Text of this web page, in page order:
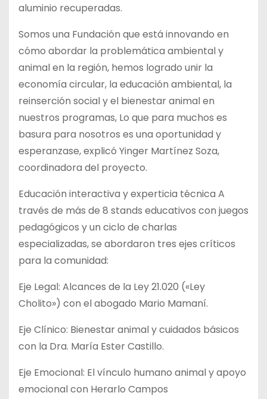
aluminio recuperadas.
Somos una Fundación que está innovando en
cómo abordar la problemática ambiental y
animal en la región, hemos logrado unir la
economía circular, la educación ambiental, la
reinserción social y el bienestar animal en
nuestros programas, Lo que para muchos es
basura para nosotros es una oportunidad y
esperanzase, explicó Yinger Martínez Soza,
coordinadora del proyecto.
Educación interactiva y experticia técnica A
través de más de 8 stands educativos con juegos
pedagógicos y un ciclo de charlas
especializadas, se abordaron tres ejes críticos
para la comunidad:
Eje Legal: Alcances de la Ley 21.020 («Ley
Cholito») con el abogado Mario Mamaní.
Eje Clínico: Bienestar animal y cuidados básicos
con la Dra. María Ester Castillo.
Eje Emocional: El vínculo humano animal y apoyo
emocional con Herarlo Campos